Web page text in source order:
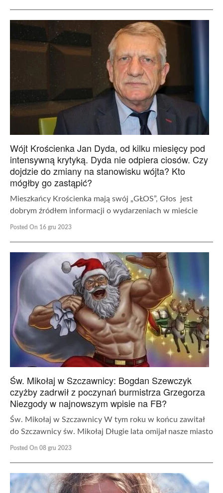
Wójt Krościenka Jan Dyda, od kilku miesięcy pod
intensywną krytyką. Dyda nie odpiera ciosów. Czy
dojdzie do zmiany na stanowisku wójta? Kto
mógłby go zastąpić?
Mieszkańcy Krościenka mają swój „GŁOS”, Głos jest
dobrym źródłem informacji o wydarzeniach w mieście
Posted On 16 gru 2023
Św. Mikołaj w Szczawnicy: Bogdan Szewczyk
czyżby zadrwił z poczynań burmistrza Grzegorza
Niezgody w najnowszym wpisie na FB?
Św. Mikołaj w Szczawnicy W tym roku w końcu zawitał
do Szczawnicy św. Mikołaj Długie lata omijał nasze miasto
Posted On 08 gru 2023